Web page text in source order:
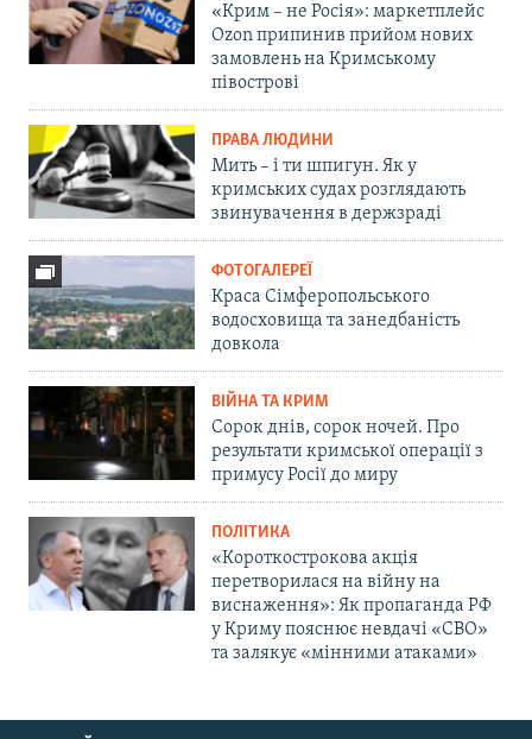
«Крим – не Росія»: маркетплейс
Ozon припинив прийом нових
замовлень на Кримському
півострові
ПРАВА ЛЮДИНИ
Мить – і ти шпигун. Як у
кримських судах розглядають
звинувачення в держзраді
ФОТОГАЛЕРЕЇ
Краса Сімферопольського
водосховища та занедбаність
довкола
ВІЙНА ТА КРИМ
Сорок днів, сорок ночей. Про
результати кримської операції з
примусу Росії до миру
ПОЛІТИКА
«Короткострокова акція
перетворилася на війну на
виснаження»: Як пропаганда РФ
у Криму пояснює невдачі «СВО»
та залякує «мінними атаками»